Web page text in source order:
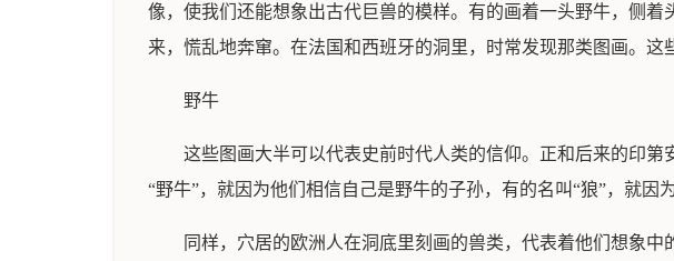
像，使我们还能想象出古代巨兽的模样。有的画着一头野牛，侧
来，慌乱地奔窜。在法国和西班牙的洞里，时常发现那类图画。这
野牛
这些图画大半可以代表史前时代人类的信仰。正和后来的印
“野牛”，就因为他们相信自己是野牛的子孙，有的名叫“狼”，就因
同样，穴居的欧洲人在洞底里刻画的兽类，代表着他们想象中